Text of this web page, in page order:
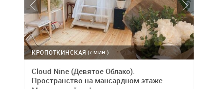
(7 МИН.)
КРОПОТКИНСКАЯ
Cloud Nine (Девятое Облако).
Пространство на мансардном этаже